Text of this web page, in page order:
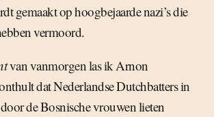
gemaakt op hoogbejaarde nazi’s die
vermoord.
van vanmorgen las ik Arnon
dat Nederlandse Dutchbatters in
de Bosnische vrouwen lieten